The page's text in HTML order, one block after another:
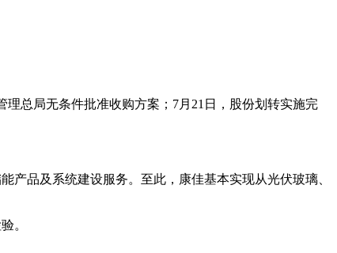
总局无条件批准收购方案；7月21日，股份划转实施完
产品及系统建设服务。至此，康佳基本实现从光伏玻璃、
。